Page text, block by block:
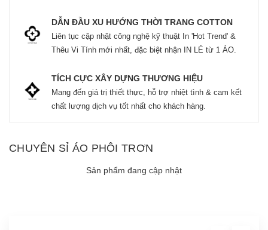
DẪN ĐẦU XU HƯỚNG THỜI TRANG COTTON
Liên tục cập nhật công nghệ kỹ thuật In 'Hot Trend' &
Thêu Vi Tính mới nhất, đặc biệt nhận IN LẺ từ 1 ÁO.
TÍCH CỰC XÂY DỰNG THƯƠNG HIỆU
Mang đến giá trị thiết thực, hỗ trợ nhiệt tình & cam kết
chất lượng dịch vụ tốt nhất cho khách hàng.
CHUYÊN SỈ ÁO PHÔI TRƠN
Sản phẩm đang cập nhật